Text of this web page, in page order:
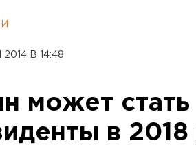
В 14:48
может
в 2018